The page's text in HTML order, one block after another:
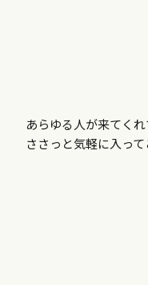
あらゆる人が来てく
ささっと気軽に入っ